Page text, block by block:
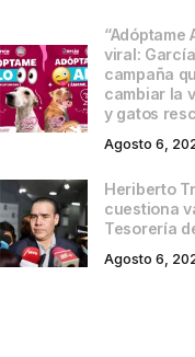
“Adóptame
viral:
campaña
cambiar la
y gatos
Agosto 6,
Heriberto
cuestiona
Tesorería
Agosto 6,